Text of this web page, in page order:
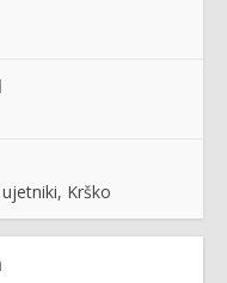
Krško